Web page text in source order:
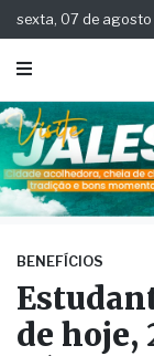
sexta, 07 de
BENEFÍCIOS